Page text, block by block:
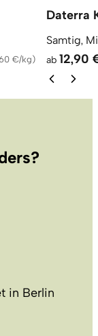
€/kg)
Daterra
Samtig,
ab 12,90
in Berlin